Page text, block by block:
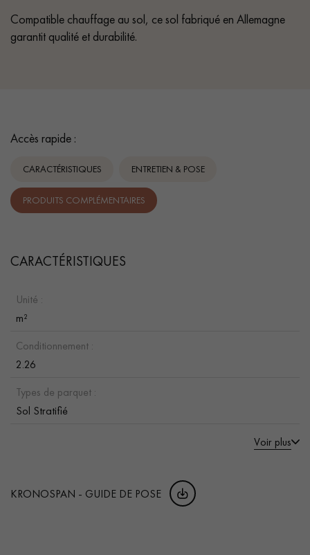
Compatible chauffage au sol, ce sol fabriqué en Allemagne
garantit qualité et durabilité.
Accès rapide :
CARACTÉRISTIQUES ENTRETIEN & POSE
PRODUITS COMPLÉMENTAIRES
CARACTÉRISTIQUES
Unité :
m²
Conditionnement :
2.26
Types de parquet :
Sol Stratifié
Voir plus
KRONOSPAN - GUIDE DE POSE